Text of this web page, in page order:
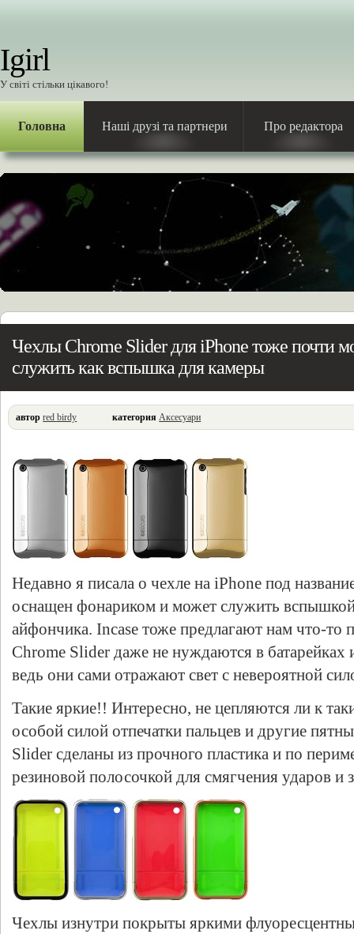
Igirl
У світі стільки цікавого!
Головна Наші друзі та партнери Про редактора
Чехлы Chrome Slider для iPhone тоже почти
служить как вспышка для камеры
автор red birdy категория Аксесуари
Недавно я писала о чехле на iPhone под
оснащен фонариком и может служить
айфончика. Incase тоже предлагают нам что-то
Chrome Slider даже не нуждаются в батарейках
ведь они сами отражают свет с невероятной
Такие яркие!! Интересно, не цепляются ли к
особой силой отпечатки пальцев и другие
Slider сделаны из прочного пластика и по
резиновой полосочкой для смягчения ударов и
Чехлы изнутри покрыты яркими